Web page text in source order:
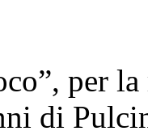
per
di